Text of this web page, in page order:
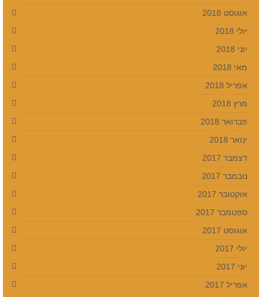
אוגוסט 2018
יולי 2018
יוני 2018
מאי 2018
אפריל 2018
מרץ 2018
פברואר 2018
ינואר 2018
דצמבר 2017
נובמבר 2017
אוקטובר 2017
ספטמבר 2017
אוגוסט 2017
יולי 2017
יוני 2017
אפריל 2017